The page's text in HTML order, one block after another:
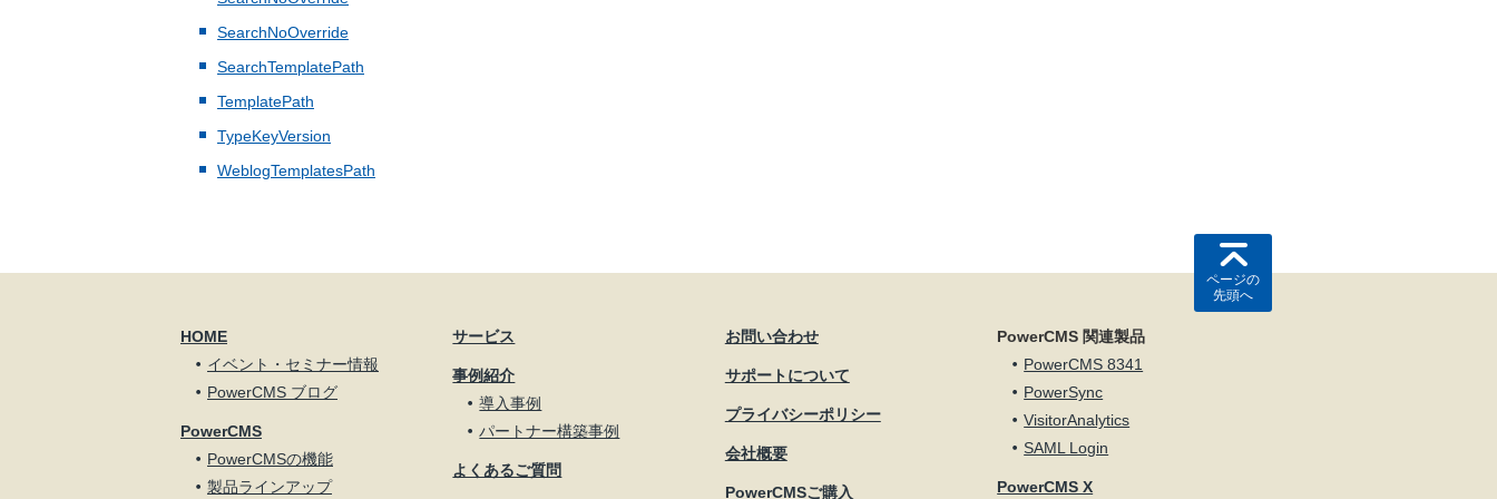
SearchNoOverride
SearchTemplatePath
TemplatePath
TypeKeyVersion
WeblogTemplatesPath
ページの
先頭へ
HOME
イベント・セミナー情報
PowerCMS ブログ
PowerCMS
PowerCMSの機能
製品ラインアップ
サービス
事例紹介
導入事例
パートナー構築事例
よくあるご質問
お問い合わせ
サポートについて
プライバシーポリシー
会社概要
PowerCMSご購入
PowerCMS 関連製品
PowerCMS 8341
PowerSync
VisitorAnalytics
SAML Login
PowerCMS X